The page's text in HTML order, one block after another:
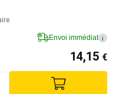
Envoi immédiat i
14,15 €